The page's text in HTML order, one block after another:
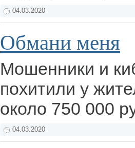
04.03.2020
Обмани меня
Мошенники и
похитили у
около 750 000
04.03.2020